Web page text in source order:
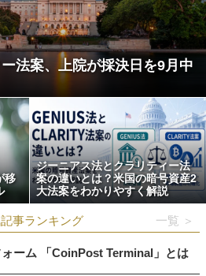
法案、上院が採決日を9月中
移
ジーニアス法とクラリティー法
案の違いとは？米国の暗号資産2
大法案をわかりやすく解説
記事ランキング 一覧 ＞
ーム 「CoinPost Terminal」とは